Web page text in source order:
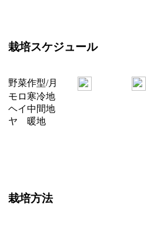
栽培スケジュール
野菜作型/月
モロ
ヘイ
ヤ
寒冷地
中間地
暖地
栽培方法